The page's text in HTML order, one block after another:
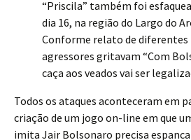
“Priscila” também foi
dia 16, na região do Largo do
Conforme relato de diferentes
agressores gritavam “Com
caça aos veados vai ser
Todos os ataques aconteceram em
criação de um jogo on-line em que
imita Jair Bolsonaro precisa